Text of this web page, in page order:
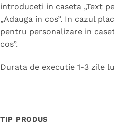
introduceti in caseta „Text
„Adauga in cos”. In cazul
pentru personalizare in
cos”.
Durata de executie 1-3 zile
TIP PRODUS